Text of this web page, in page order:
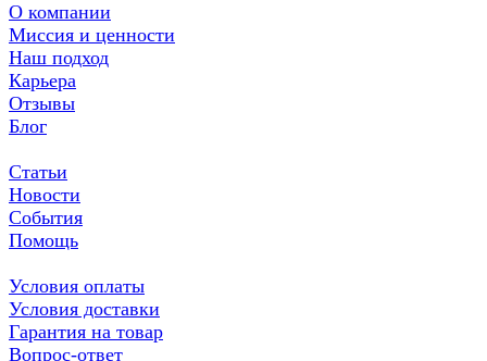
О компании
Миссия и ценности
Наш подход
Карьера
Отзывы
Блог
Статьи
Новости
События
Помощь
Условия оплаты
Условия доставки
Гарантия на товар
Вопрос-ответ